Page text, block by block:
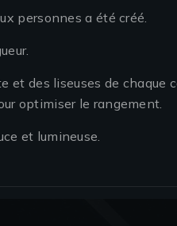
personnes a été créé.
et des liseuses de chaque
optimiser le rangement.
et lumineuse.